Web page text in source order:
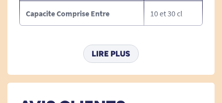
Voir tous les verres et gobelets ergonomiques.
Voir tous les produits pour m'aider à manger / mâcher / déglutir.
Voir tous les produits pour m'aider à porter.
Capacite Comprise Entre 10 et 30 cl
LIRE PLUS